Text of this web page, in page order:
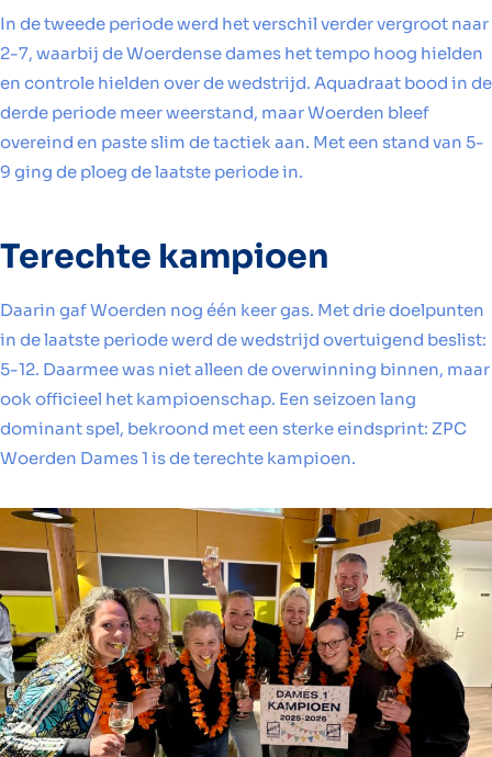
In de tweede periode werd het verschil verder vergroot naar
2-7, waarbij de Woerdense dames het tempo hoog hielden
en controle hielden over de wedstrijd. Aquadraat bood in de
derde periode meer weerstand, maar Woerden bleef
overeind en paste slim de tactiek aan. Met een stand van 5-
9 ging de ploeg de laatste periode in.
Terechte kampioen
Daarin gaf Woerden nog één keer gas. Met drie doelpunten
in de laatste periode werd de wedstrijd overtuigend beslist:
5-12. Daarmee was niet alleen de overwinning binnen, maar
ook officieel het kampioenschap. Een seizoen lang
dominant spel, bekroond met een sterke eindsprint: ZPC
Woerden Dames 1 is de terechte kampioen.